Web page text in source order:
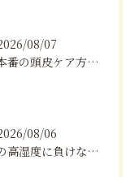
08/07
夏本番の頭皮ケア方法と注意点
08/06
夏の高湿度に負けない肌ケア術